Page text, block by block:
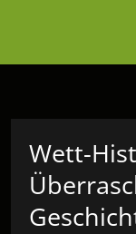
Wett-